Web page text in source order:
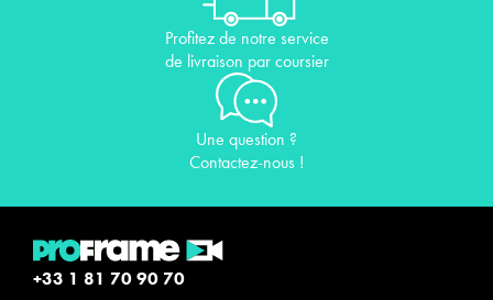
Profitez de notre service
de livraison par coursier
Une question ?
Contactez-nous !
+33 1 81 70 90 70